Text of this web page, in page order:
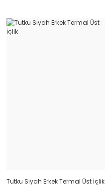
Tutku Siyah Erkek Termal Üst İçlik